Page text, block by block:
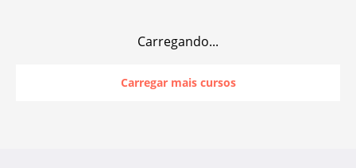
Carregando...
Carregar mais cursos